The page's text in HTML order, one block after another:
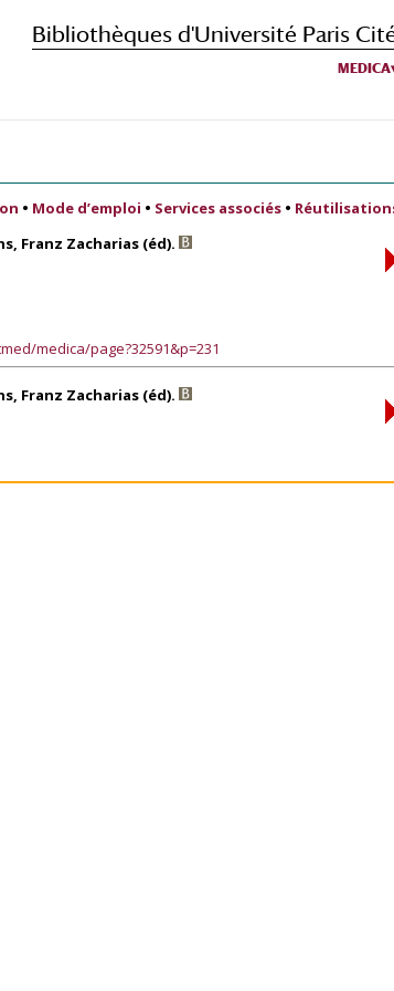
Bibliothèques d'Université Paris
MEDICA
• Mode d’emploi • Services associés •
Franz Zacharias (éd).
medica/page?32591&p=231
Franz Zacharias (éd).